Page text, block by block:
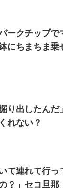
ークチップ
にちまちま乗
り出したんだ
れない？
て連れて行っ
？」セコ旦那